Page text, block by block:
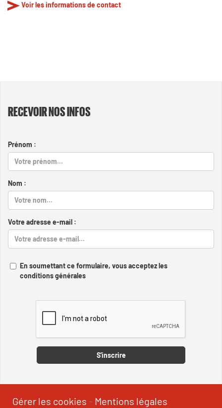
Voir les informations de contact
RECEVOIR NOS INFOS
Prénom :
Nom :
Votre adresse e-mail :
En soumettant ce formulaire, vous acceptez les
conditions générales
S'inscrire
Gérer les cookies - Mentions légales